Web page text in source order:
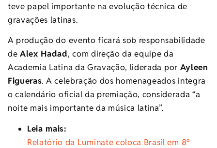
teve papel importante na evolução técnica de
gravações latinas.
A produção do evento ficará sob responsabilidade
deAlex Hadad, com direção da equipe da
Academia Latina da Gravação, liderada por Ayleen
Figueras. A celebração dos homenageados integra
o calendário oficial da premiação, considerada “a
noite mais importante da música latina”.
Leia mais:
Relatório da Luminate coloca Brasil em 8º